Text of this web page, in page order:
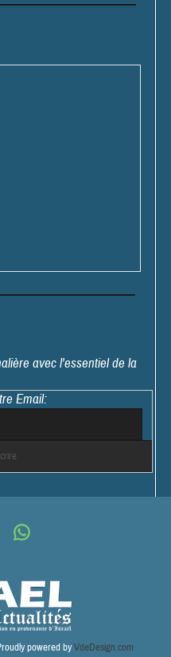
avec l'essentiel de la
Email:
powered byVdeDesign.com